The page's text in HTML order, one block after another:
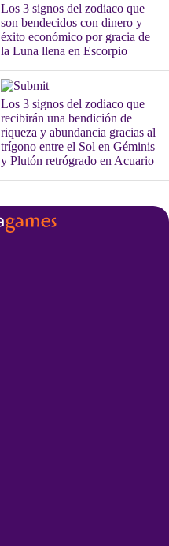
Los 3 signos del zodiaco que
son bendecidos con dinero y
éxito económico por gracia de
la Luna llena en Escorpio
Los 3 signos del zodiaco que
recibirán una bendición de
riqueza y abundancia gracias al
trígono entre el Sol en Géminis
y Plutón retrógrado en Acuario